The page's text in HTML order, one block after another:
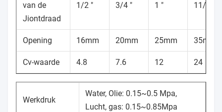
van de
Jiontdraad
1/2 ″ 3/4 ″ 1 ″ 11/4 ″
Opening 16mm 20mm 25mm 35mm
Cv-waarde 4.8 7.6 12 24
Werkdruk
Water, Olie: 0.15~0.5 Mpa,
Lucht, gas: 0.15~0.85Mpa